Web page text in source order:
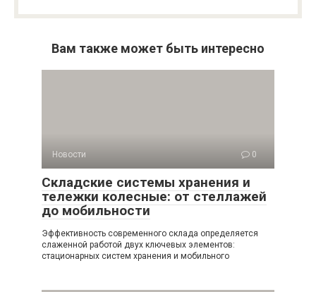
Вам также может быть интересно
Новости 0
Складские системы хранения и
тележки колесные: от стеллажей
до мобильности
Эффективность современного склада определяется
слаженной работой двух ключевых элементов:
стационарных систем хранения и мобильного